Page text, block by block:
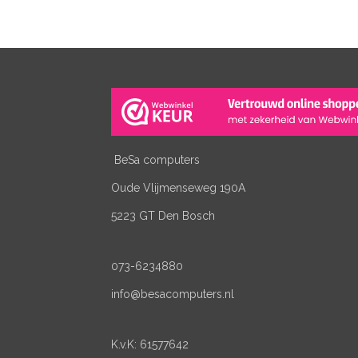
BeSa computers
Oude Vlijmenseweg 190A
5223 GT Den Bosch
073-6234880
info@besacomputers.nl
K.v.K: 61577642